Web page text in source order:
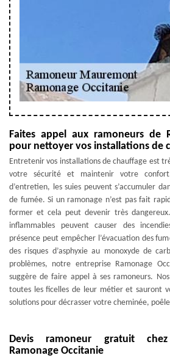
Faites appel aux ramoneurs de
pour nettoyer vos installations de
Entretenir vos installations de chauffage est
votre sécurité et maintenir votre
d’entretien, les suies peuvent s’accumuler
de fumée. Si un ramonage n’est pas fait
former et cela peut devenir très
inflammables peuvent causer des
présence peut empêcher l’évacuation des
des risques d’asphyxie au monoxyde de
problèmes, notre entreprise Ramonage
suggère de faire appel à ses ramoneurs.
toutes les ficelles de leur métier et sauront
solutions pour décrasser votre cheminée,
Devis ramoneur gratuit
Ramonage Occitanie